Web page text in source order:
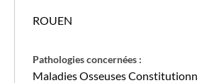
ROUEN
Pathologies concernées :
Maladies Osseuses